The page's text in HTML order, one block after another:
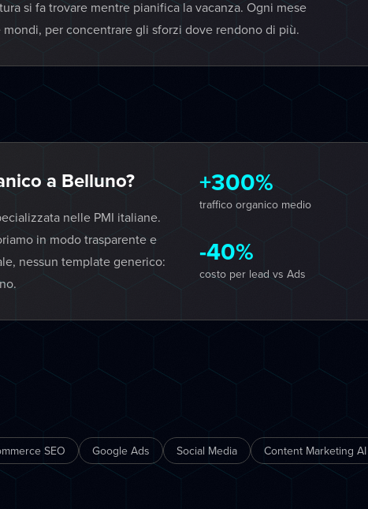
si fa trovare mentre pianifica la vacanza. Ogni mese
per concentrare gli sforzi dove rendono di più.
a Belluno?
nelle PMI italiane.
in modo trasparente e
nessun template generico:
+300%
traffico organico medio
-40%
costo per lead vs Ads
SEO Google Ads Social Media Content Marketing AI